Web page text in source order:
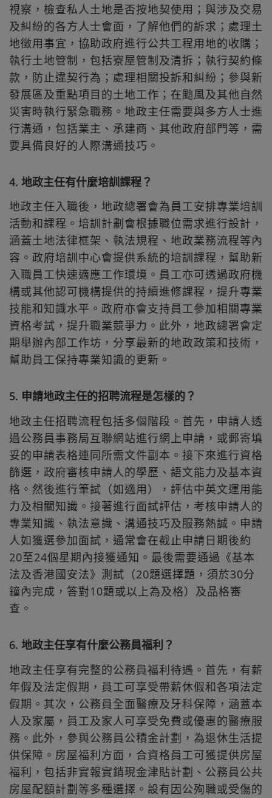
視察，檢查私人土地是否按地契使用；與涉及交易
及糾紛的各方人士會面，了解他們的訴求；處理土
地徵用事宜，協助政府進行公共工程用地的收購；
執行土地管制，包括寮屋管制及清拆；執行契約條
款，防止違契行為；處理相關投訴和糾紛；參與新
發展區及重點項目的土地工作；在颱風及其他自然
災害時執行緊急職務。地政主任需要與多方人士進
行溝通，包括業主、承建商、其他政府部門等，需
要具備良好的人際溝通技巧。
4. 地政主任有什麼培訓課程？
地政主任入職後，地政總署會為員工安排專業培訓
活動和課程。培訓計劃會根據職位需求進行設計，
涵蓋土地法律框架、執法規程、地政業務流程等內
容。政府培訓中心會提供系統的培訓課程，幫助新
入職員工快速適應工作環境。員工亦可透過政府機
構或其他認可機構提供的持續進修課程，提升專業
技能和知識水平。政府亦會支持員工參加相關專業
資格考試，提升職業競爭力。此外，地政總署會定
期舉辦內部工作坊，分享最新的地政政策和技術，
幫助員工保持專業知識的更新。
5. 申請地政主任的招聘流程是怎樣的？
地政主任招聘流程包括多個階段。首先，申請人透
過公務員事務局互聯網站進行網上申請，或郵寄填
妥的申請表格連同所需文件副本。接下來進行資格
篩選，政府審核申請人的學歷、語文能力及基本資
格。然後進行筆試（如適用），評估中英文運用能
力及相關知識。接著進行面試評估，考核申請人的
專業知識、執法意識、溝通技巧及服務熱誠。申請
人如獲選參加面試，通常會在截止申請日期後約
20至24個星期內接獲通知。最後需要通過《基本
法及香港國安法》測試（20題選擇題，須於30分
鐘內完成，答對10題或以上為及格）及品格審
查。
6. 地政主任享有什麼公務員福利？
地政主任享有完整的公務員福利待遇。首先，有薪
年假及法定假期，員工可享受帶薪休假和各項法定
假期。其次，公務員全面醫療及牙科保障，涵蓋本
人及家屬，員工及家人可享受免費或優惠的醫療服
務。此外，參與公務員公積金計劃，為退休生活提
供保障。房屋福利方面，合資格員工可獲提供房屋
福利，包括非實報實銷現金津貼計劃、公務員公共
房屋配額計劃等多種選擇。設有因公殉職或受傷的